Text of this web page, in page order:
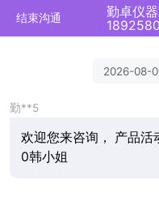
结束沟通
勤卓仪
2026-08-
勤**5
欢迎您来咨询， 产品
0韩小姐